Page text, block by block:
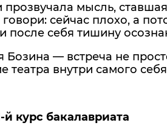
прозвучала мысль,
сейчас плохо, а
после себя тишину
Бозина — встреча не
театра внутри самого
курс бакалавриата